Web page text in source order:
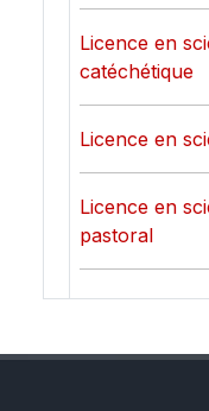
Licence en
catéchétique
Licence en
Licence en
pastoral